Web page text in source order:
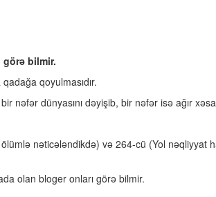
görə bilmir.
qoyulmasıdır.
nəfər dünyasını dəyişib, bir nəfər isə ağır
nəticələndikdə) və 264-cü (Yol nəqliyyat
olan bloger onları görə bilmir.